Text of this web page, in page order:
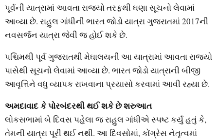
પૂર્વની યાત્રામાં આવતા રાજ્યો તરફથી ઘણા સૂચનો લેવામાં
આવ્યા છે. રાહુલ ગાંધીની ભારત જોડો યાત્રા ગુજરાતમાં 2017ની
નવસર્જન યાત્રા જેવી જ હોઈ શકે છે.
પશ્ચિમથી પૂર્વ ગુજરાતથી મેઘાલયની આ યાત્રામાં આવતા રાજ્યો
પાસેથી સૂચનો લેવામાં આવ્યા છે. ભારત જોડો યાત્રાની બીજી
આવૃત્તિને વધુ વ્યાપક રાખવાના પ્રયાસો કરવામાં આવી રહ્યા છે.
અમદાવાદ કે પોરબંદરથી થઈ શકે છે શરુઆત
લોકસભામાં બે દિવસ પહેલા જ રાહુલ ગાંધીએ સ્પષ્ટ કર્યું હતું કે,
તેમની યાત્રા પૂરી થઈ નથી. આ દિવસોમાં, કોંગ્રેસ નેતૃત્વમાં